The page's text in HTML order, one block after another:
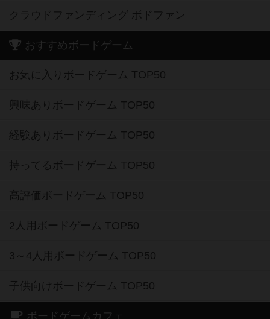
クラウドファンディング ボドファン
おすすめボードゲーム
お気に入りボードゲーム TOP50
興味ありボードゲーム TOP50
経験ありボードゲーム TOP50
持ってるボードゲーム TOP50
高評価ボードゲーム TOP50
2人用ボードゲーム TOP50
3～4人用ボードゲーム TOP50
子供向けボードゲーム TOP50
ボードゲームカフェ